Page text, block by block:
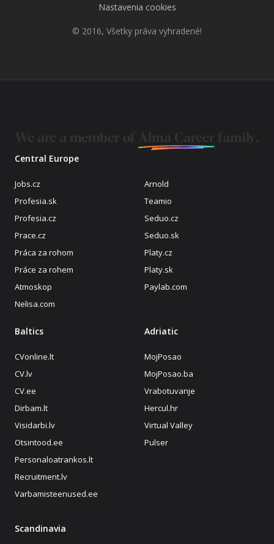
Nastavenia cookies
© 2016, Všetky práva vyhradené!
Central Europe
Jobs.cz
Profesia.sk
Profesia.cz
Prace.cz
Práca za rohom
Práce za rohem
Atmoskop
Nelisa.com
Arnold
Teamio
Seduo.cz
Seduo.sk
Platy.cz
Platy.sk
Paylab.com
Baltics
CVonline.lt
CV.lv
CV.ee
Dirbam.lt
Visidarbi.lv
Otsintood.ee
Personaloatrankos.lt
Recruitment.lv
Varbamisteenused.ee
Adriatic
MojPosao
MojPosao.ba
Vrabotuvanje
Hercul.hr
Virtual Valley
Pulser
Scandinavia